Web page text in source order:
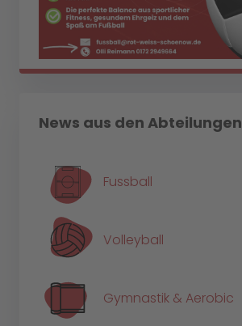
News aus den Abteilungen
Fussball
Volleyball
Gymnastik & Aerobic